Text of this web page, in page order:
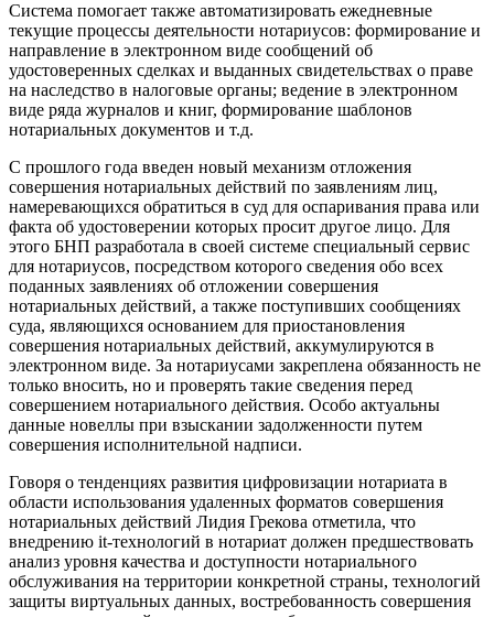
Система помогает также автоматизировать ежедневные
текущие процессы деятельности нотариусов: формирование и
направление в электронном виде сообщений об
удостоверенных сделках и выданных свидетельствах о праве
на наследство в налоговые органы; ведение в электронном
виде ряда журналов и книг, формирование шаблонов
нотариальных документов и т.д.
С прошлого года введен новый механизм отложения
совершения нотариальных действий по заявлениям лиц,
намеревающихся обратиться в суд для оспаривания права или
факта об удостоверении которых просит другое лицо. Для
этого БНП разработала в своей системе специальный сервис
для нотариусов, посредством которого сведения обо всех
поданных заявлениях об отложении совершения
нотариальных действий, а также поступивших сообщениях
суда, являющихся основанием для приостановления
совершения нотариальных действий, аккумулируются в
электронном виде. За нотариусами закреплена обязанность не
только вносить, но и проверять такие сведения перед
совершением нотариального действия. Особо актуальны
данные новеллы при взыскании задолженности путем
совершения исполнительной надписи.
Говоря о тенденциях развития цифровизации нотариата в
области использования удаленных форматов совершения
нотариальных действий Лидия Грекова отметила, что
внедрению it-технологий в нотариат должен предшествовать
анализ уровня качества и доступности нотариального
обслуживания на территории конкретной страны, технологий
защиты виртуальных данных, востребованность совершения